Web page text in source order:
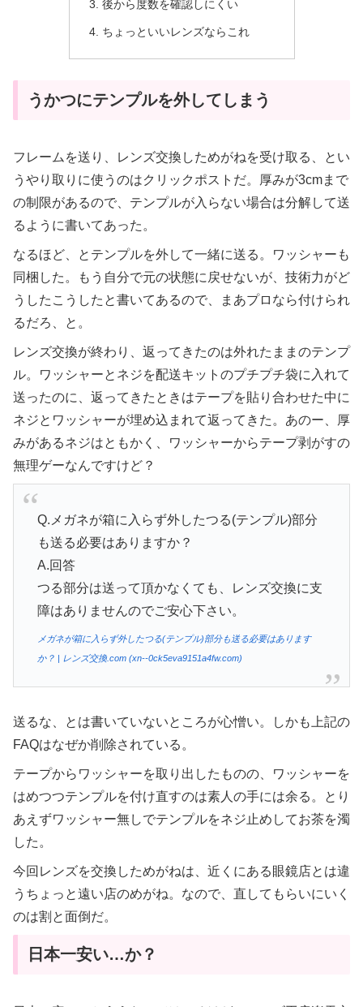
後から度数を確認しにくい
ちょっといいレンズならこれ
うかつにテンプルを外してしまう
フレームを送り、レンズ交換しためがねを受け取る、とい
うやり取りに使うのはクリックポストだ。厚みが3cmまで
の制限があるので、テンプルが入らない場合は分解して送
るように書いてあった。
なるほど、とテンプルを外して一緒に送る。ワッシャーも
同梱した。もう自分で元の状態に戻せないが、技術力がど
うしたこうしたと書いてあるので、まあプロなら付けられ
るだろ、と。
レンズ交換が終わり、返ってきたのは外れたままのテンプ
ル。ワッシャーとネジを配送キットのプチプチ袋に入れて
送ったのに、返ってきたときはテープを貼り合わせた中に
ネジとワッシャーが埋め込まれて返ってきた。あのー、厚
みがあるネジはともかく、ワッシャーからテープ剥がすの
無理ゲーなんですけど？
Q.メガネが箱に入らず外したつる(テンプル)部分
も送る必要はありますか？
A.回答
つる部分は送って頂かなくても、レンズ交換に支
障はありませんのでご安心下さい。
メガネが箱に入らず外したつる(テンプル)部分も送る必要はあります
か？ | レンズ交換.com (xn--0ck5eva9151a4fw.com)
送るな、とは書いていないところが心憎い。しかも上記の
FAQはなぜか削除されている。
テープからワッシャーを取り出したものの、ワッシャーを
はめつつテンプルを付け直すのは素人の手には余る。とり
あえずワッシャー無しでテンプルをネジ止めしてお茶を濁
した。
今回レンズを交換しためがねは、近くにある眼鏡店とは違
うちょっと遠い店のめがね。なので、直してもらいにいく
のは割と面倒だ。
日本一安い…か？